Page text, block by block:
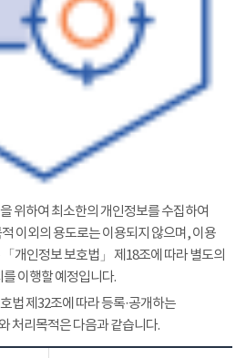
위하여 최소한의 개인정보를 수집하여
이외의 용도로는 이용되지 않으며, 이용
개인정보 보호법」 제18조에 따라 별도의
이행할 예정입니다.
법 제32조에 따라 등록·공개하는
처리목적은 다음과 같습니다.